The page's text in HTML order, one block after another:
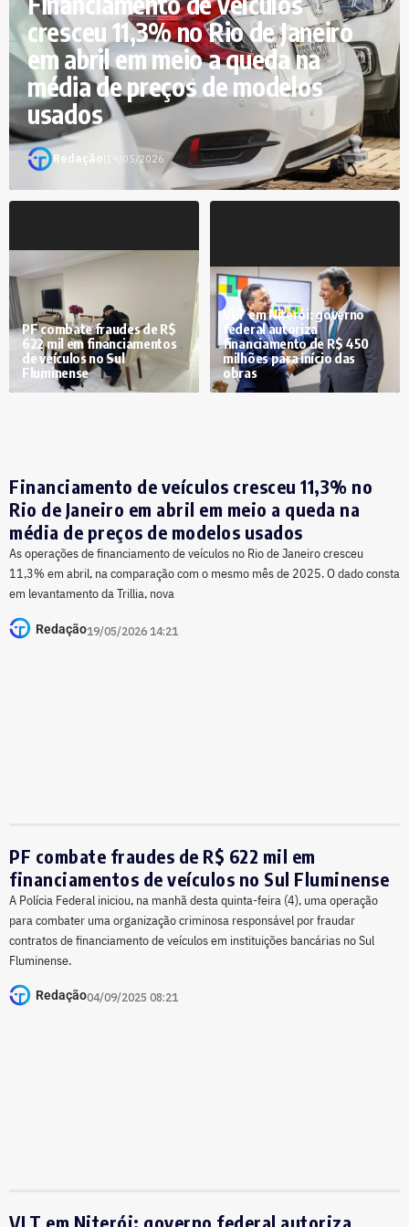
cresceu 11,3% no Rio de Janeiro
em abril em meio a queda na
média de preços de modelos
usados
Redação 19/05/2026
PF combate fraudes de R$
622 mil em financiamentos
de veículos no Sul
Fluminense
VLT em Niterói: governo
federal autoriza
financiamento de R$ 450
milhões para início das
obras
Financiamento de veículos cresceu 11,3% no
Rio de Janeiro em abril em meio a queda na
média de preços de modelos usados
As operações de financiamento de veículos no Rio de Janeiro cresceu
11,3% em abril, na comparação com o mesmo mês de 2025. O dado consta
em levantamento da Trillia, nova
Redação19/05/2026 14:21
PF combate fraudes de R$ 622 mil em
financiamentos de veículos no Sul Fluminense
A Polícia Federal iniciou, na manhã desta quinta-feira (4), uma operação
para combater uma organização criminosa responsável por fraudar
contratos de financiamento de veículos em instituições bancárias no Sul
Fluminense.
Redação04/09/2025 08:21
VLT em Niterói: governo federal autoriza